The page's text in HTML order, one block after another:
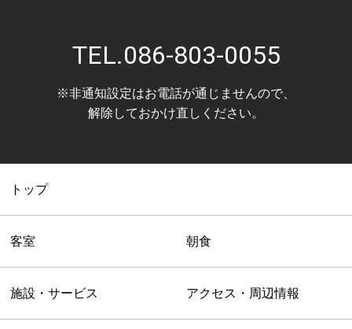
TEL.086-803-0055
※非通知設定はお電話が通じませんので、
解除しておかけ直しください。
トップ
客室 朝食
施設・サービス アクセス・周辺情報